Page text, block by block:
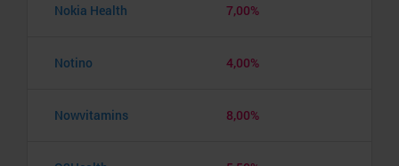
Nokia Health 7,00%
Notino 4,00%
Nowvitamins 8,00%